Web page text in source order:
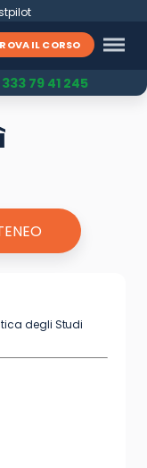
IL CORSO
333 79 41 245
degli Studi